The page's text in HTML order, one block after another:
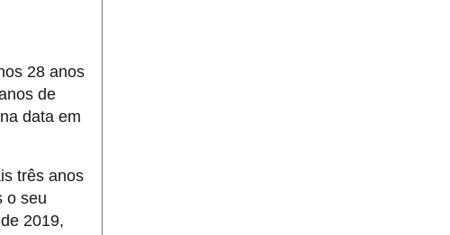
28 anos
de
data em
três anos
o seu
2019,